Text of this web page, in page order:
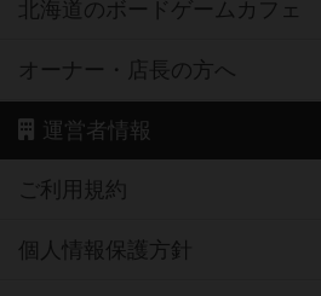
北海道のボードゲームカフェ
オーナー・店長の方へ
運営者情報
ご利用規約
個人情報保護方針